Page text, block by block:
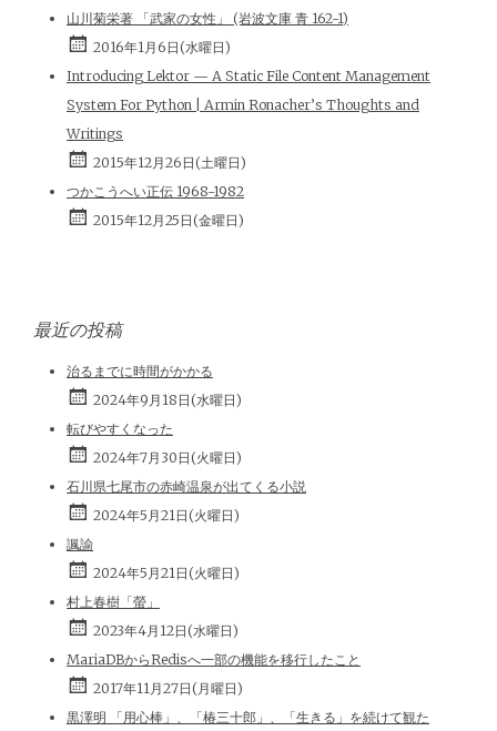
山川菊栄著 「武家の女性」 (岩波文庫 青 162-1)
2016年1月6日(水曜日)
Introducing Lektor — A Static File Content Management
System For Python | Armin Ronacher’s Thoughts and
Writings
2015年12月26日(土曜日)
つかこうへい正伝 1968-1982
2015年12月25日(金曜日)
最近の投稿
治るまでに時間がかかる
2024年9月18日(水曜日)
転びやすくなった
2024年7月30日(火曜日)
石川県七尾市の赤崎温泉が出てくる小説
2024年5月21日(火曜日)
諷諭
2024年5月21日(火曜日)
村上春樹「螢」
2023年4月12日(水曜日)
MariaDBからRedisへ一部の機能を移行したこと
2017年11月27日(月曜日)
黒澤明 「用心棒」、「椿三十郎」、「生きる」を続けて観た